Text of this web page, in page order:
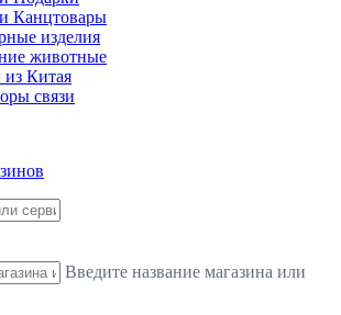
Канцтовары
изделия
животные
Китая
связи
Введите название магазина или